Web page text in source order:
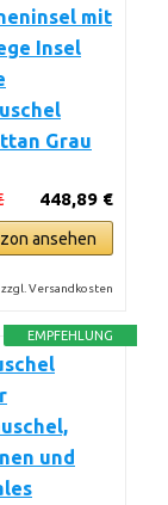
mit
Insel
Grau
448,89 €
ansehen
Versandkosten
EMPFEHLUNG
und